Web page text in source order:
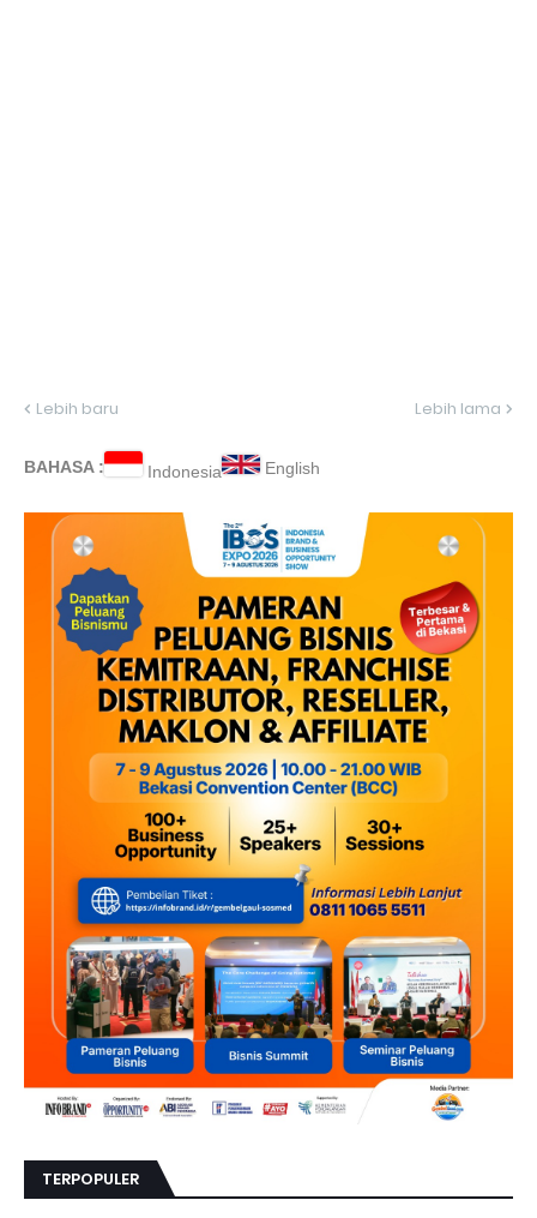
Lebih baru Lebih lama
BAHASA : Indonesia English
TERPOPULER